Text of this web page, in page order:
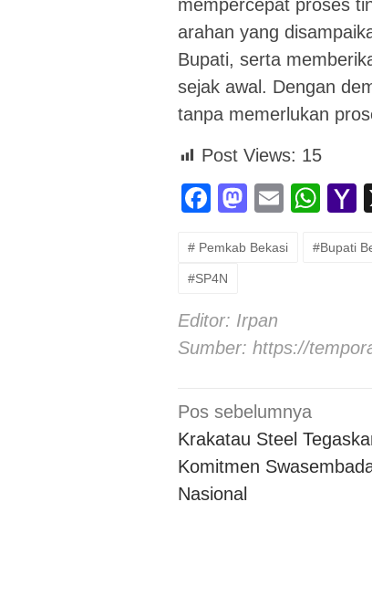
mempercepat proses
arahan yang
Bupati, serta
sejak awal. Dengan
tanpa memerlukan
Post Views: 15
Facebook
Email
# Pemkab Bekasi #Bupati
#SP4N
Editor: Irpan
Sumber: https://
Navigasi
pos
Pos sebelumnya
Krakatau Steel
Komitmen
Nasional